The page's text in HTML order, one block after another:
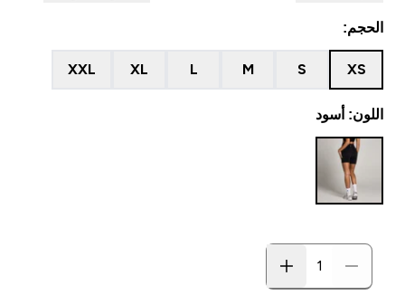
الحجم:
XS
S
M
L
XL
XXL
اللون: أسود